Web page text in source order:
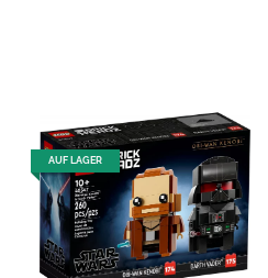
AUF LAGER